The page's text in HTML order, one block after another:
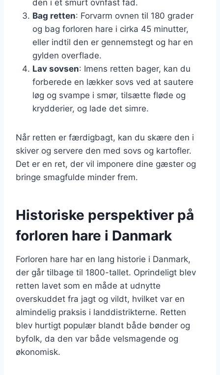
den i et smurt ovnfast fad.
Bag retten: Forvarm ovnen til 180 grader
og bag forloren hare i cirka 45 minutter,
eller indtil den er gennemstegt og har en
gylden overflade.
Lav sovsen: Imens retten bager, kan du
forberede en lækker sovs ved at sautere
løg og svampe i smør, tilsætte fløde og
krydderier, og lade det simre.
Når retten er færdigbagt, kan du skære den i
skiver og servere den med sovs og kartofler.
Det er en ret, der vil imponere dine gæster og
bringe smagfulde minder frem.
Historiske perspektiver på
forloren hare i Danmark
Forloren hare har en lang historie i Danmark,
der går tilbage til 1800-tallet. Oprindeligt blev
retten lavet som en måde at udnytte
overskuddet fra jagt og vildt, hvilket var en
almindelig praksis i landdistrikterne. Retten
blev hurtigt populær blandt både bønder og
byfolk, da den var både velsmagende og
økonomisk.